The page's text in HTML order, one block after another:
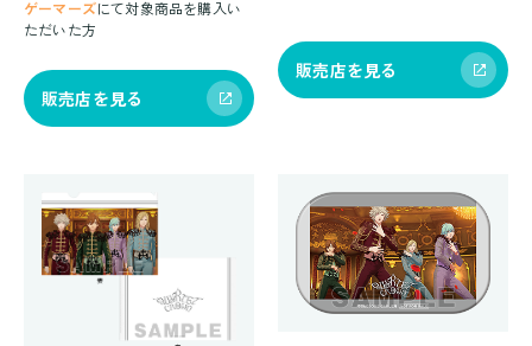
ゲーマーズにて対象商品を購入い
ただいた方
販売店を見る
販売店を見る